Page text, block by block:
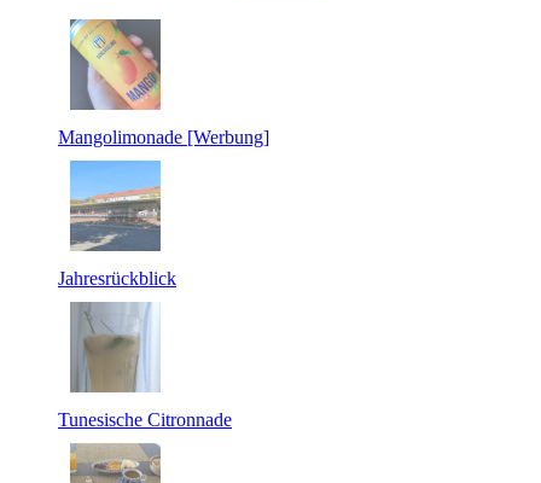
Mangolimonade [Werbung]
Jahresrückblick
Tunesische Citronnade